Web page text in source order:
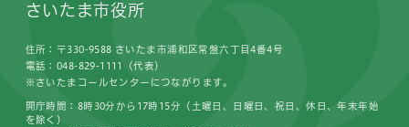
さいたま市役所
住所：〒330-9588 さいたま市浦和区常盤六丁目4番4号
電話：048-829-1111（代表）
※さいたまコールセンターにつながります。
開庁時間：8時30分から17時15分（土曜日、日曜日、祝日、休日、年末年始
を除く）